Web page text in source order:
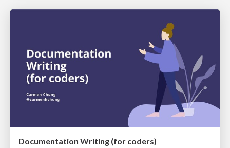
Documentation Writing (for coders)